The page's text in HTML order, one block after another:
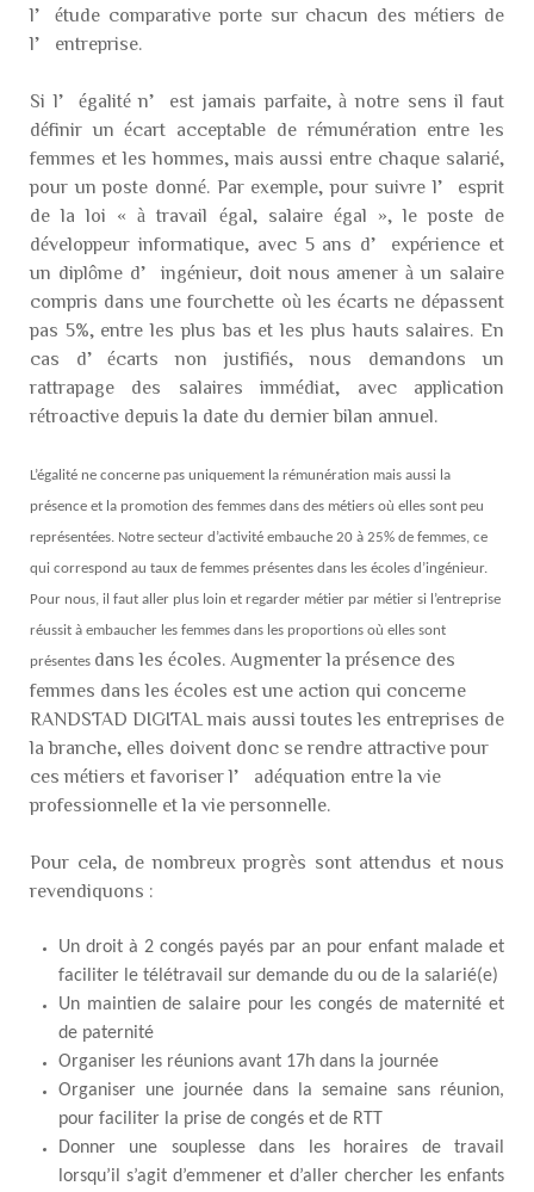
l’étude comparative porte sur chacun des métiers de
l’entreprise.
Si l’égalité n’est jamais parfaite, à notre sens il faut
définir un écart acceptable de rémunération entre les
femmes et les hommes, mais aussi entre chaque salarié,
pour un poste donné. Par exemple, pour suivre l’esprit
de la loi « à travail égal, salaire égal », le poste de
développeur informatique, avec 5 ans d’expérience et
un diplôme d’ingénieur, doit nous amener à un salaire
compris dans une fourchette où les écarts ne dépassent
pas 5%, entre les plus bas et les plus hauts salaires. En
cas d’écarts non justifiés, nous demandons un
rattrapage des salaires immédiat, avec application
rétroactive depuis la date du dernier bilan annuel.
L’égalité ne concerne pas uniquement la rémunération mais aussi la
présence et la promotion des femmes dans des métiers où elles sont peu
représentées. Notre secteur d’activité embauche 20 à 25% de femmes, ce
qui correspond au taux de femmes présentes dans les écoles d’ingénieur.
Pour nous, il faut aller plus loin et regarder métier par métier si l’entreprise
réussit à embaucher les femmes dans les proportions où elles sont
présentes dans les écoles. Augmenter la présence des
femmes dans les écoles est une action qui concerne
RANDSTAD DIGITAL mais aussi toutes les entreprises de
la branche, elles doivent donc se rendre attractive pour
ces métiers et favoriser l’adéquation entre la vie
professionnelle et la vie personnelle.
Pour cela, de nombreux progrès sont attendus et nous
revendiquons :
Un droit à 2 congés payés par an pour enfant malade et
faciliter le télétravail sur demande du ou de la salarié(e)
Un maintien de salaire pour les congés de maternité et
de paternité
Organiser les réunions avant 17h dans la journée
Organiser une journée dans la semaine sans réunion,
pour faciliter la prise de congés et de RTT
Donner une souplesse dans les horaires de travail
lorsqu’il s’agit d’emmener et d’aller chercher les enfants